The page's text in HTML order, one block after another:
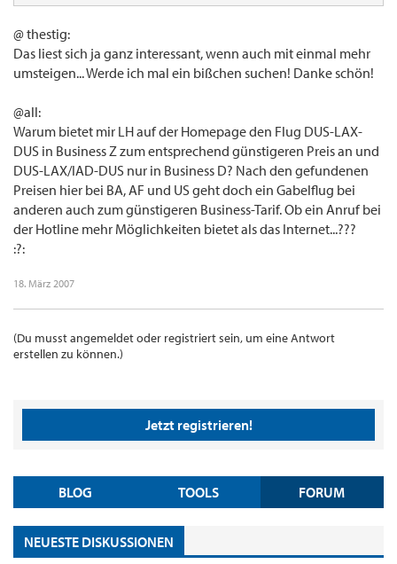
@ thestig:
Das liest sich ja ganz interessant, wenn auch mit einmal mehr
umsteigen... Werde ich mal ein bißchen suchen! Danke schön!
@all:
Warum bietet mir LH auf der Homepage den Flug DUS-LAX-
DUS in Business Z zum entsprechend günstigeren Preis an und
DUS-LAX/IAD-DUS nur in Business D? Nach den gefundenen
Preisen hier bei BA, AF und US geht doch ein Gabelflug bei
anderen auch zum günstigeren Business-Tarif. Ob ein Anruf bei
der Hotline mehr Möglichkeiten bietet als das Internet...???
:?:
18. März 2007
(Du musst angemeldet oder registriert sein, um eine Antwort
erstellen zu können.)
Jetzt registrieren!
BLOG TOOLS FORUM
NEUESTE DISKUSSIONEN